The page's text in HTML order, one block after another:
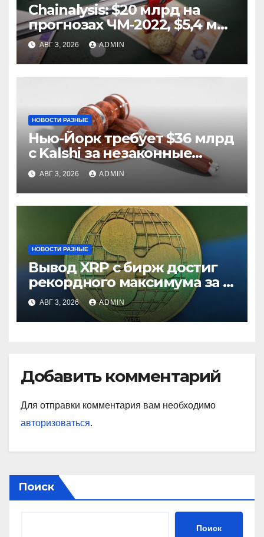
Chainalysis: $20 млрд на
прогнозах ЧМ-2022, $5,4 млн
из них незаконные
АВГ 3, 2026 ADMIN
НОВОСТИ РАЗНЫЕ
Нью-Йорк требует $36 млрд
с Kalshi за незаконные
ставки
АВГ 3, 2026 ADMIN
НОВОСТИ РАЗНЫЕ
Вывод XRP с бирж достиг
рекордного максимума за 5
летАВГ 3, 2026 ADMIN
Добавить комментарий
Для отправки комментария вам необходимо
авторизоваться.
Поиск
Поиск